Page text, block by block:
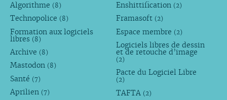
Algorithme (8)
Technopolice (8)
Formation aux logiciels
libres (8)
Archive (8)
Mastodon (8)
Santé (7)
Aprilien (7)
Enshittification (2)
Framasoft (2)
Espace membre (2)
Logiciels libres de dessin
et de retouche d’image
(2)
Pacte du Logiciel Libre
(2)
TAFTA (2)